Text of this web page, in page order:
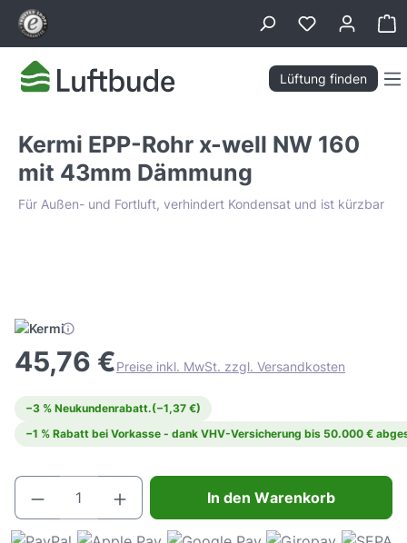
springen
Lüftung finden
Kermi EPP-Rohr x-well NW 160
mit 43mm Dämmung
Für Außen- und Fortluft, verhindert Kondensat und ist kürzbar
Tiefpreis Garantie
45,76 €Preise inkl. MwSt. zzgl. Versandkosten
−3 % Neukundenrabatt.(−1,37 €)
−1 % Rabatt bei Vorkasse - dank VHV-Versicherung bis 50.000 €
Produkt Anzahl: Gib den gewünschten
In den Warenkorb